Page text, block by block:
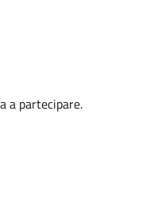
a partecipare.